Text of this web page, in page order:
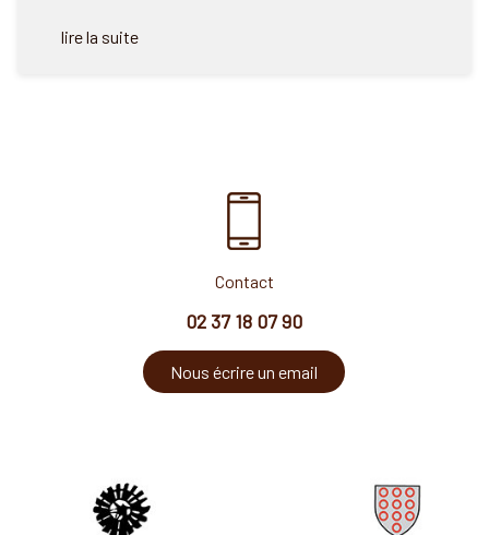
lire la suite
Contact
02 37 18 07 90
Nous écrire un email